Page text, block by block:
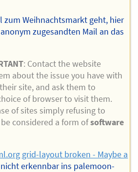
zum Weihnachtsmarkt geht, hier
zugesandten Mail an das
: Contact the website
about the issue you have with
site, and ask them to
of browser to visit them.
of sites simply refusing to
considered a form ofsoftware
grid-layout broken - Maybe a
erkennbar ins palemoon-